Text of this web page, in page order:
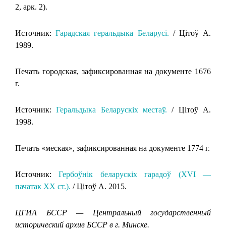
2, арк. 2).
Источник:Гарадская геральдыка Беларусi. / Цiтоў А.
1989.
Печать городская, зафиксированная на документе 1676
г.
Источник:Геральдыка Беларускіх местаў. / Цітоў А.
1998.
Печать «меская», зафиксированная на документе 1774 г.
Источник:Гербоўнік беларускіх гарадоў (XVI —
пачатак XX ст.). / Цітоў А. 2015.
ЦГИА БССР — Центральный государственный
исторический архив БССР в г. Минске.